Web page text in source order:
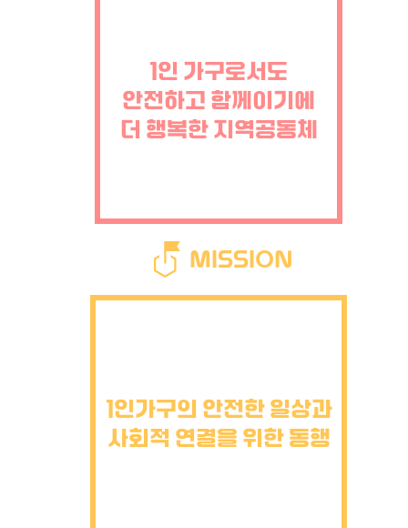
1인 가구로서도
안전하고 함께이기에
더 행복한 지역공동체
MISSION
1인가구의 안전한 일상과
사회적 연결을 위한 동행